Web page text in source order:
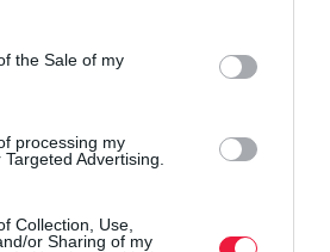
specified purposes in below Google
the Sale of my
processing my
Advertising.
Collection, Use,
or Sharing of my
Erre ügyelj az adózásnál
ponthatárainak kihirdetésével